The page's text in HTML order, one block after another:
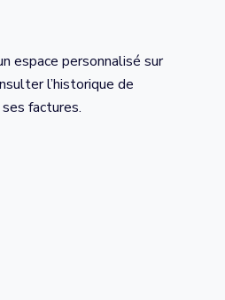
espace personnalisé sur
l’historique de
factures.